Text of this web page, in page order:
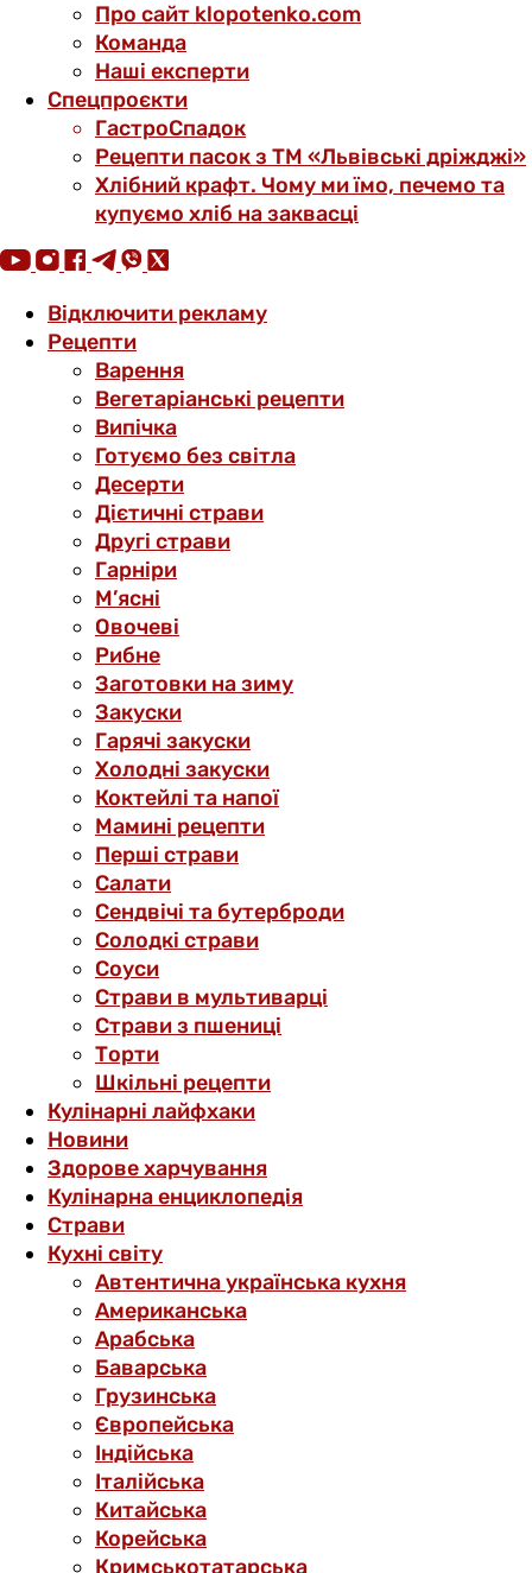
Про сайт klopotenko.com
Команда
Наші експерти
Спецпроєкти
ГастроСпадок
Рецепти пасок з ТМ «Львівські дріжджі»
Хлібний крафт. Чому ми їмо, печемо та
купуємо хліб на заквасці
Відключити рекламу
Рецепти
Варення
Вегетаріанські рецепти
Випічка
Готуємо без світла
Десерти
Дієтичні страви
Другі страви
Гарніри
М’ясні
Овочеві
Рибне
Заготовки на зиму
Закуски
Гарячі закуски
Холодні закуски
Коктейлі та напої
Мамині рецепти
Перші страви
Салати
Сендвічі та бутерброди
Солодкі страви
Соуси
Страви в мультиварці
Страви з пшениці
Торти
Шкільні рецепти
Кулінарні лайфхаки
Новини
Здорове харчування
Кулінарна енциклопедія
Страви
Кухні світу
Автентична українська кухня
Американська
Арабська
Баварська
Грузинська
Європейська
Індійська
Італійська
Китайська
Корейська
Кримськотатарська